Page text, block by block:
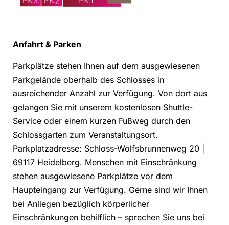
Anfahrt & Parken
Parkplätze stehen Ihnen auf dem ausgewiesenen
Parkgelände oberhalb des Schlosses in
ausreichender Anzahl zur Verfügung. Von dort aus
gelangen Sie mit unserem kostenlosen Shuttle-
Service oder einem kurzen Fußweg durch den
Schlossgarten zum Veranstaltungsort.
Parkplatzadresse: Schloss-Wolfsbrunnenweg 20 |
69117 Heidelberg. Menschen mit Einschränkung
stehen ausgewiesene Parkplätze vor dem
Haupteingang zur Verfügung. Gerne sind wir Ihnen
bei Anliegen bezüglich körperlicher
Einschränkungen behilflich – sprechen Sie uns bei